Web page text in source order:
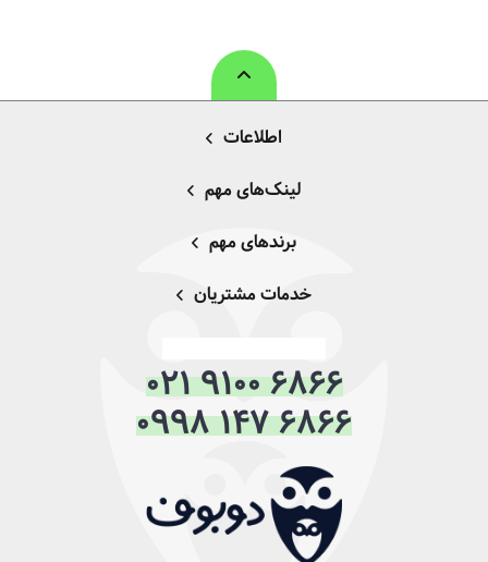
اطلاعات
لینک‌های مهم
برندهای مهم
خدمات مشتریان
021 9100 6866
0998 147 6866